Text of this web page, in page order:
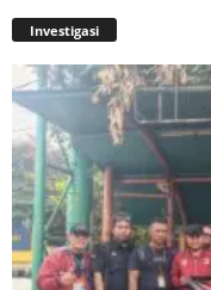
Investigasi